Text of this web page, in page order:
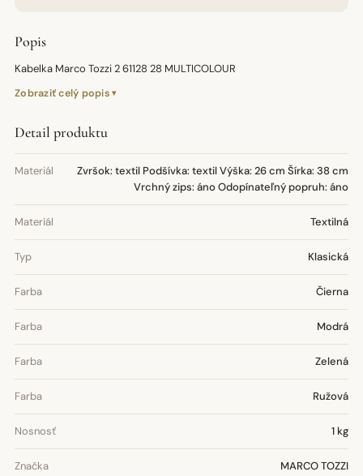
Popis
Kabelka Marco Tozzi 2 61128 28 MULTICOLOUR
Zobraziť celý popis
Detail produktu
Materiál
Zvršok: textil Podšívka: textil Výška: 26 cm Šírka: 38 cm
Vrchný zips: áno Odopínateľný popruh: áno
Materiál Textilná
Typ Klasická
Farba Čierna
Farba Modrá
Farba Zelená
Farba Ružová
Nosnosť 1 kg
Značka MARCO TOZZI